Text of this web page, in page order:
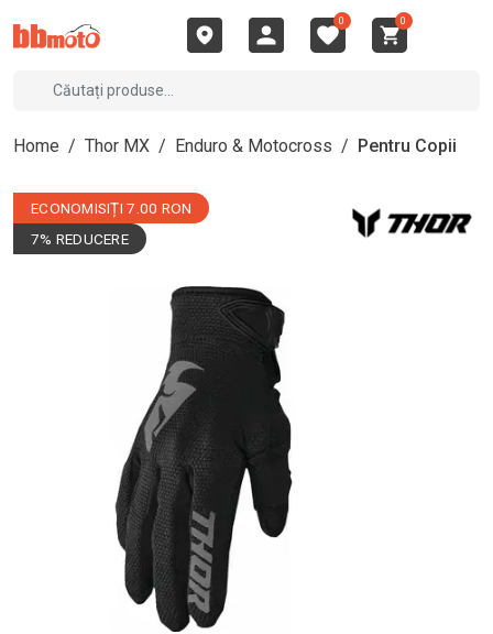
0 0
Home / Thor MX / Enduro & Motocross / Pentru Copii
ECONOMISIȚI 7.00 RON
7% REDUCERE